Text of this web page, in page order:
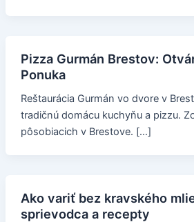
Pizza Gurmán Brestov:
Ponuka
Reštaurácia Gurmán vo dvore v
tradičnú domácu kuchyňu a pizzu.
pôsobiacich v Brestove. […]
Ako variť bez kravského
sprievodca a recepty